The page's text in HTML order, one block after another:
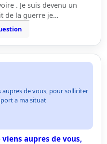
. Je suis devenu un
de la guerre je…
aupres de vous, pour solliciter
a ma situat
viens aupres de vous,